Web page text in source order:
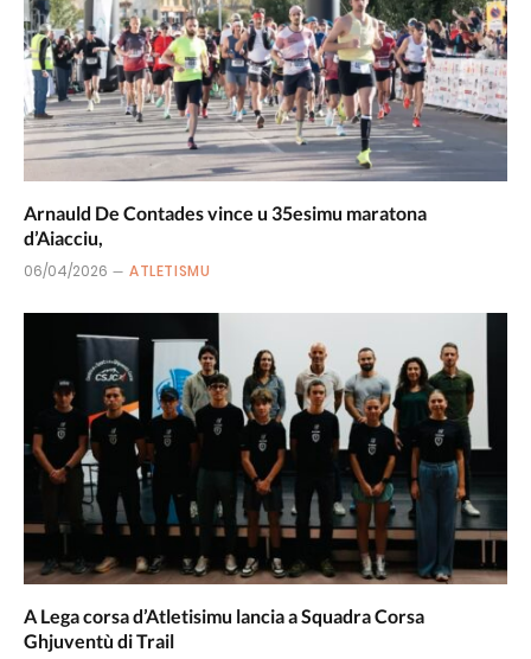
Arnauld De Contades vince u 35esimu maratona
d’Aiacciu,
06/04/2026 ATLETISMU
A Lega corsa d’Atletisimu lancia a Squadra Corsa
Ghjuventù di Trail